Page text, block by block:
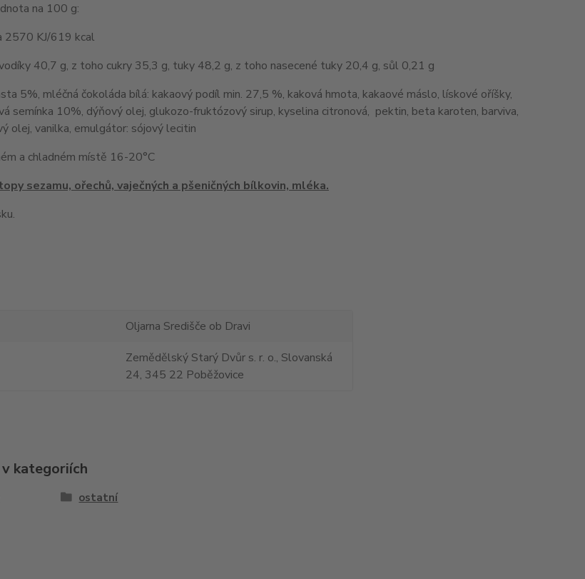
na 100 g:
2570 KJ/619 kcal
40,7 g, z toho cukry 35,3 g, tuky 48,2 g, z toho nasecené tuky 20,4 g, sůl 0,21 g
5%, mléčná čokoláda bílá: kakaový podíl min. 27,5 %, kaková hmota, kakaové máslo, lískové oříšky,
semínka 10%, dýňový olej, glukozo-fruktózový sirup, kyselina citronová, pektin, beta karoten, barviva,
olej, vanilka, emulgátor: sójový lecitin
a chladném místě 16-20°C
sezamu, ořechů, vaječných a pšeničných bílkovin, mléka.
Oljarna Središče ob Dravi
Zemědělský Starý Dvůr s. r. o., Slovanská
24, 345 22 Poběžovice
kategoriích
ostatní